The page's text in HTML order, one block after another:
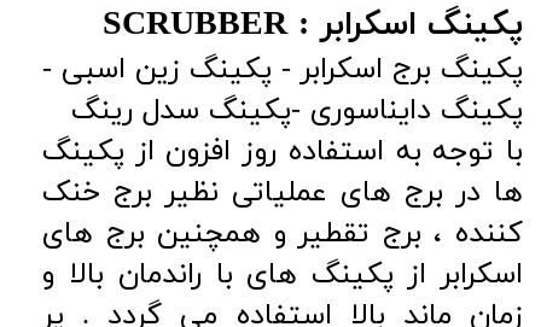
پکینگ اسکرابر : SCRUBBER
پکینگ برج اسکرابر - پکینگ زین اسبی -
پکینگ دایناسوری -پکینگ سدل رینگ
با توجه به استفاده روز افزون از پکینگ
ها در برج های عملیاتی نظیر برج خنک
کننده ، برج تقطیر و همچنین برج های
اسکرابر از پکینگ های با راندمان بالا و
زمان ماند بالا استفاده می گردد . پر